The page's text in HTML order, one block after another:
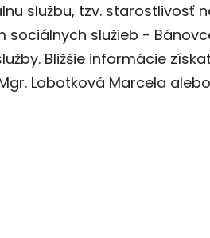
službu, tzv. starostlivosť
sociálnych služieb -
Bližšie informácie
Lobotková Marcela